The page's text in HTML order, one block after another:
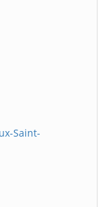
Saint-